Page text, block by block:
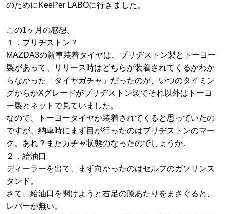
のためにKeePer LABOに行きました。
この1ヶ月の感想。
１．ブリヂストン？
MAZDA3の新車装着タイヤは、ブリヂストン製とトーヨー
製があって、リリース時はどちらが装着されてくるかわか
らなかった「タイヤガチャ」だったのが、いつのタイミン
グからかXグレードがブリヂストン製でそれ以外はトーヨ
ー製とネットで見ていました。
なので、トーヨータイヤが装着されてくると思っていたの
ですが、納車時にまず目が行ったのはブリヂストンのマー
ク。あれ？またガチャ状態のなったのでしょうか。
２．給油口
ディーラーを出て、まず向かったのはセルフのガソリンス
タンド。
さて、給油口を開けようと右足の膝あたりをまさぐると、
レバーが無い。